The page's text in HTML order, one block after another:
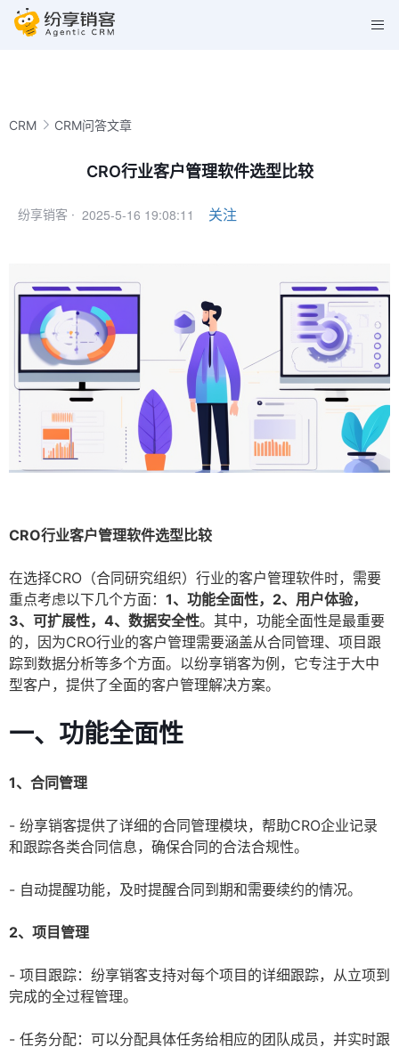
CRM CRM问答文章
CRO行业客户管理软件选型比较
纷享销客 · 2025-5-16 19:08:11 关注
CRO行业客户管理软件选型比较
在选择CRO（合同研究组织）行业的客户管理软件时，需要
重点考虑以下几个方面： 1、功能全面性，2、用户体验，
3、可扩展性，4、数据安全性。其中，功能全面性是最重要
的，因为CRO行业的客户管理需要涵盖从合同管理、项目跟
踪到数据分析等多个方面。以纷享销客为例，它专注于大中
型客户，提供了全面的客户管理解决方案。
一、功能全面性
1、合同管理
- 纷享销客提供了详细的合同管理模块，帮助CRO企业记录
和跟踪各类合同信息，确保合同的合法合规性。
- 自动提醒功能，及时提醒合同到期和需要续约的情况。
2、项目管理
- 项目跟踪：纷享销客支持对每个项目的详细跟踪，从立项到
完成的全过程管理。
- 任务分配：可以分配具体任务给相应的团队成员，并实时跟